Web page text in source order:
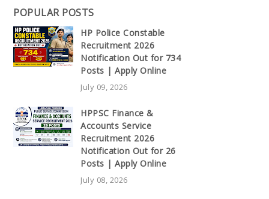
POPULAR POSTS
HP Police Constable
Recruitment 2026
Notification Out for 734
Posts | Apply Online
July 09, 2026
HPPSC Finance &
Accounts Service
Recruitment 2026
Notification Out for 26
Posts | Apply Online
July 08, 2026